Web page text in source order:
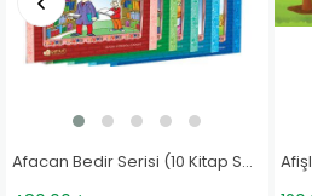
Afacan Bedir Serisi (10 Kitap Set) - Hale Cürgül Canat